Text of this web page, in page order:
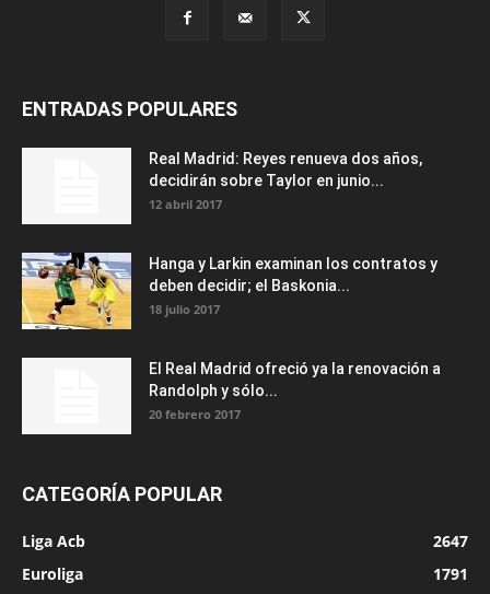
ENTRADAS POPULARES
Real Madrid: Reyes renueva dos años,
decidirán sobre Taylor en junio...
12 abril 2017
Hanga y Larkin examinan los contratos y
deben decidir; el Baskonia...
18 julio 2017
El Real Madrid ofreció ya la renovación a
Randolph y sólo...
20 febrero 2017
CATEGORÍA POPULAR
Liga Acb
2647
Euroliga
1791